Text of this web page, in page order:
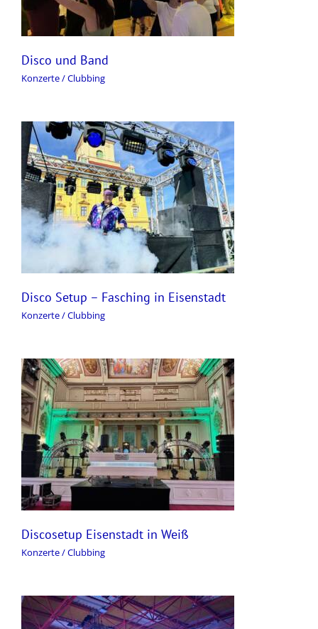
Disco und Band
Konzerte / Clubbing
Disco Setup – Fasching in Eisenstadt
Konzerte / Clubbing
Discosetup Eisenstadt in Weiß
Konzerte / Clubbing